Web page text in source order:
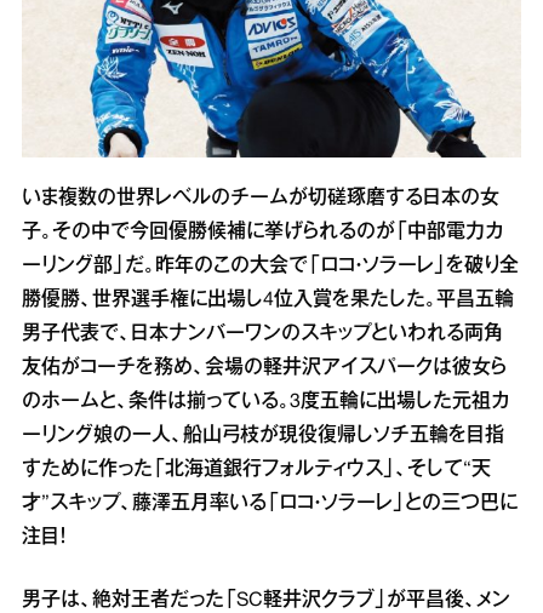
いま複数の世界レベルのチームが切磋琢磨する日本の女
子。その中で今回優勝候補に挙げられるのが「中部電力カ
ーリング部」だ。昨年のこの大会で「ロコ・ソラーレ」を破り全
勝優勝、世界選手権に出場し4位入賞を果たした。平昌五輪
男子代表で、日本ナンバーワンのスキップといわれる両角
友佑がコーチを務め、会場の軽井沢アイスパークは彼女ら
のホームと、条件は揃っている。3度五輪に出場した元祖カ
ーリング娘の一人、船山弓枝が現役復帰しソチ五輪を目指
すために作った「北海道銀行フォルティウス」、そして“天
才”スキップ、藤澤五月率いる「ロコ・ソラーレ」との三つ巴に
注目！
男子は、絶対王者だった「SC軽井沢クラブ」が平昌後、メン